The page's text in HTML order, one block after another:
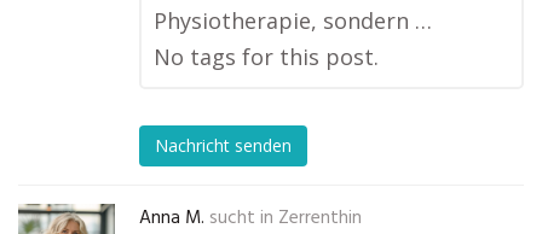
Physiotherapie, sondern …
No tags for this post.
Nachricht senden
Anna M. sucht in Zerrenthin